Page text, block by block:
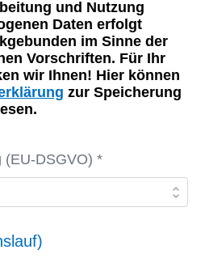
und Nutzung
Daten erfolgt
im Sinne der
Vorschriften. Für Ihr
wir Ihnen! Hier können
zur Speicherung
(EU-DSGVO) *